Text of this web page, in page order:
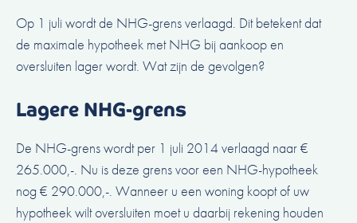
Op 1 juli wordt de NHG-grens verlaagd. Dit betekent dat
de maximale hypotheek met NHG bij aankoop en
oversluiten lager wordt. Wat zijn de gevolgen?
Lagere NHG-grens
De NHG-grens wordt per 1 juli 2014 verlaagd naar €
265.000,-. Nu is deze grens voor een NHG-hypotheek
nog € 290.000,-. Wanneer u een woning koopt of uw
hypotheek wilt oversluiten moet u daarbij rekening houden